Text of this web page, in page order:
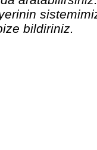
bildiriniz.